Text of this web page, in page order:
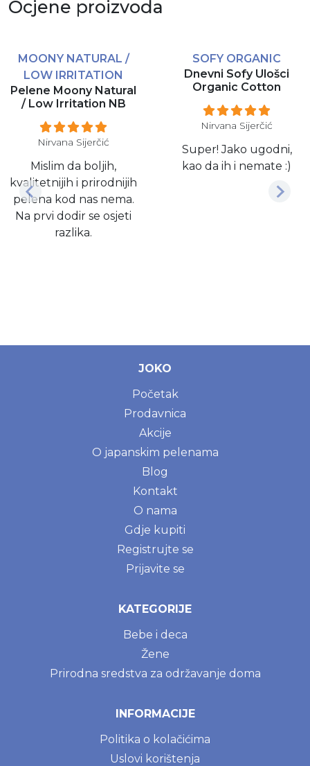
Ocjene proizvoda
MOONY NATURAL /
LOW IRRITATION
Pelene Moony Natural
/ Low Irritation NB
Nirvana Sijerčić
Mislim da boljih,
kvalitetnijih i prirodnijih
pelena kod nas nema.
Na prvi dodir se osjeti
razlika.
SOFY ORGANIC
Dnevni Sofy Ulošci
Organic Cotton
Nirvana Sijerčić
Super! Jako ugodni,
kao da ih i nemate :)
JOKO
Početak
Prodavnica
Akcije
O japanskim pelenama
Blog
Kontakt
O nama
Gdje kupiti
Registrujte se
Prijavite se
KATEGORIJE
Bebe i deca
Žene
Prirodna sredstva za održavanje doma
INFORMACIJE
Politika o kolačićima
Uslovi korištenja